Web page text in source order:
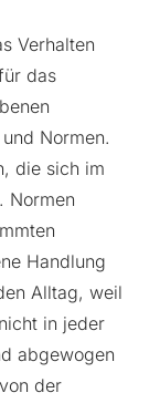
Verhalten
das
Normen.
die sich im
Normen
Handlung
Alltag, weil
in jeder
abgewogen
der